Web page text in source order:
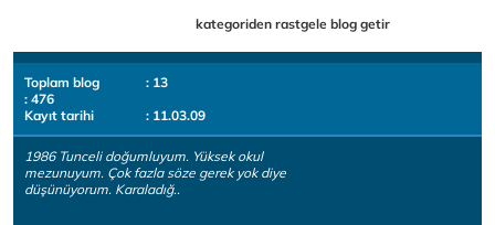
kategoriden rastgele blog getir
Toplam blog
: 13
: 476
Kayıt tarihi
: 11.03.09
1986 Tunceli doğumluyum. Yüksek okul
mezunuyum. Çok fazla söze gerek yok diye
düşünüyorum. Karaladığ..